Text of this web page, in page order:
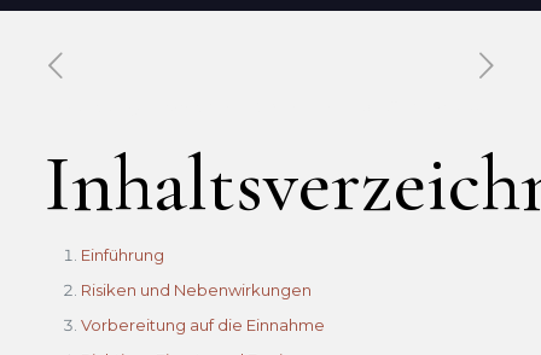
Einführung
Risiken und Nebenwirkungen
Vorbereitung auf die Einnahme